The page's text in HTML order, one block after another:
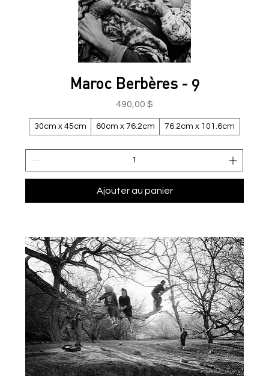
Maroc Berbères - 9
Prix
490,00 $
30cm x 45cm 60cm x 76.2cm 76.2cm x 101.6cm
Ajouter au panier